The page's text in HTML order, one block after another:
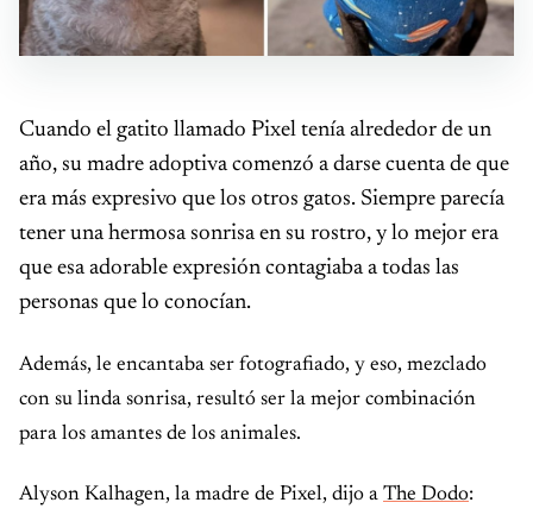
Cuando el gatito llamado Pixel tenía alrededor de un
año, su madre adoptiva comenzó a darse cuenta de que
era más expresivo que los otros gatos. Siempre parecía
tener una hermosa sonrisa en su rostro, y lo mejor era
que esa adorable expresión contagiaba a todas las
personas que lo conocían.
Además, le encantaba ser fotografiado, y eso, mezclado
con su linda sonrisa, resultó ser la mejor combinación
para los amantes de los animales.
Alyson Kalhagen, la madre de Pixel, dijo a The Dodo: